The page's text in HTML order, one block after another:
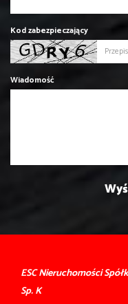
Kod zabezpieczający
Wiadomość
ESC Nieruchomości
Sp. K